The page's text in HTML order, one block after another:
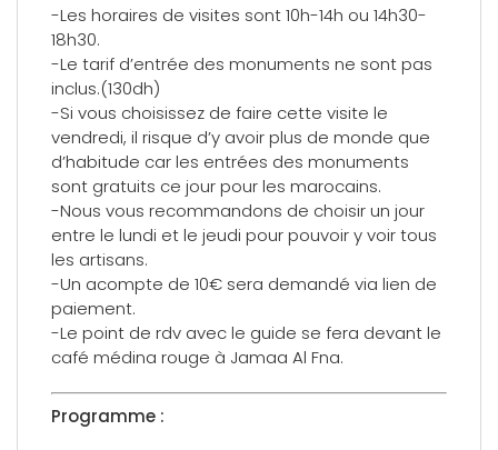
-Les horaires de visites sont 10h-14h ou 14h30-
18h30.
-Le tarif d’entrée des monuments ne sont pas
inclus.(130dh)
-Si vous choisissez de faire cette visite le
vendredi, il risque d’y avoir plus de monde que
d’habitude car les entrées des monuments
sont gratuits ce jour pour les marocains.
-Nous vous recommandons de choisir un jour
entre le lundi et le jeudi pour pouvoir y voir tous
les artisans.
-Un acompte de 10€ sera demandé via lien de
paiement.
-Le point de rdv avec le guide se fera devant le
café médina rouge à Jamaa Al Fna.
Programme :